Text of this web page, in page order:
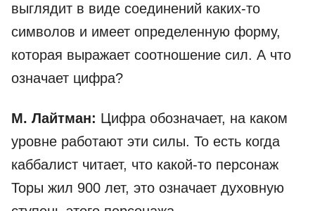
выглядит в виде соединений каких-то
символов и имеет определенную форму,
которая выражает соотношение сил. А что
означает цифра?
М. Лайтман: Цифра обозначает, на каком
уровне работают эти силы. То есть когда
каббалист читает, что какой-то персонаж
Торы жил 900 лет, это означает духовную